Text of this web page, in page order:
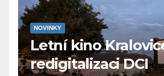
NOVINKY
Letní kino
redigitalizaci DCI